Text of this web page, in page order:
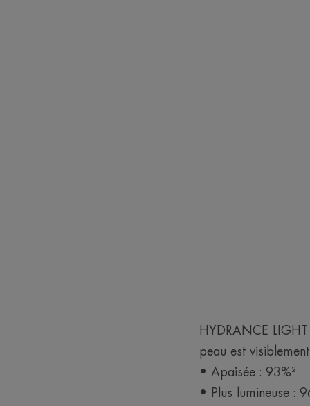
HYDRANCE
peau est
• Apaisée : 93%²
• Plus lumineuse :